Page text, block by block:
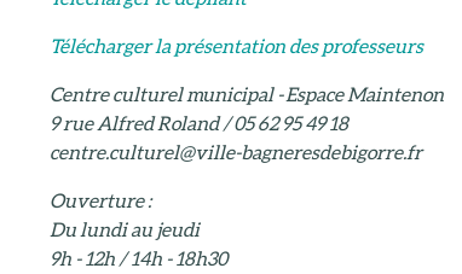
Télécharger la présentation des professeurs
Centre culturel municipal - Espace Maintenon
9 rue Alfred Roland / 05 62 95 49 18
centre.culturel@ville-bagneresdebigorre.fr
Ouverture :
Du lundi au jeudi
9h - 12h / 14h - 18h30